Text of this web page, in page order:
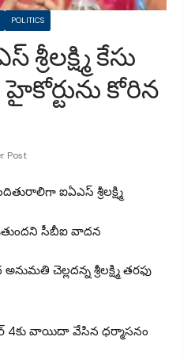
POLITICS
కేసు
కోరిన
Post
ఐఏఎస్ శ్రీలక్ష్మి
సీబీఐ వాదన
చెల్లదన్న శ్రీలక్ష్మి తరఫు
4కు వాయిదా వేసిన ధర్మాసనం